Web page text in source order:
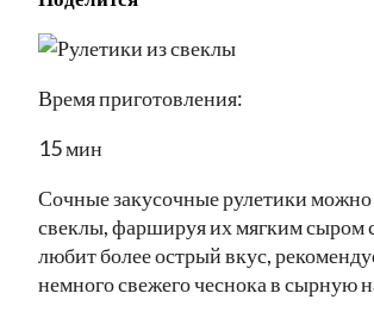
Время приготовления:
15 мин
Сочные закусочные рулетики можно
свеклы, фаршируя их мягким сыром
любит более острый вкус,
немного свежего чеснока в сырную